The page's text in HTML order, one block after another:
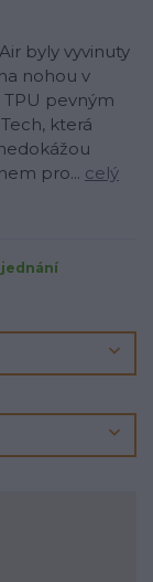
byly vyvinuty
nohou v
TPU pevným
která
pro... celý